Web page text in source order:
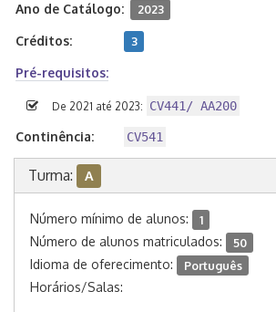
Ano de Catálogo: 2023
Créditos: 3
Pré-requisitos:
De 2021 até 2023: CV441/ AA200
Continência: CV541
Turma: A
Número mínimo de alunos: 1
Número de alunos matriculados: 50
Idioma de oferecimento: Português
Horários/Salas: